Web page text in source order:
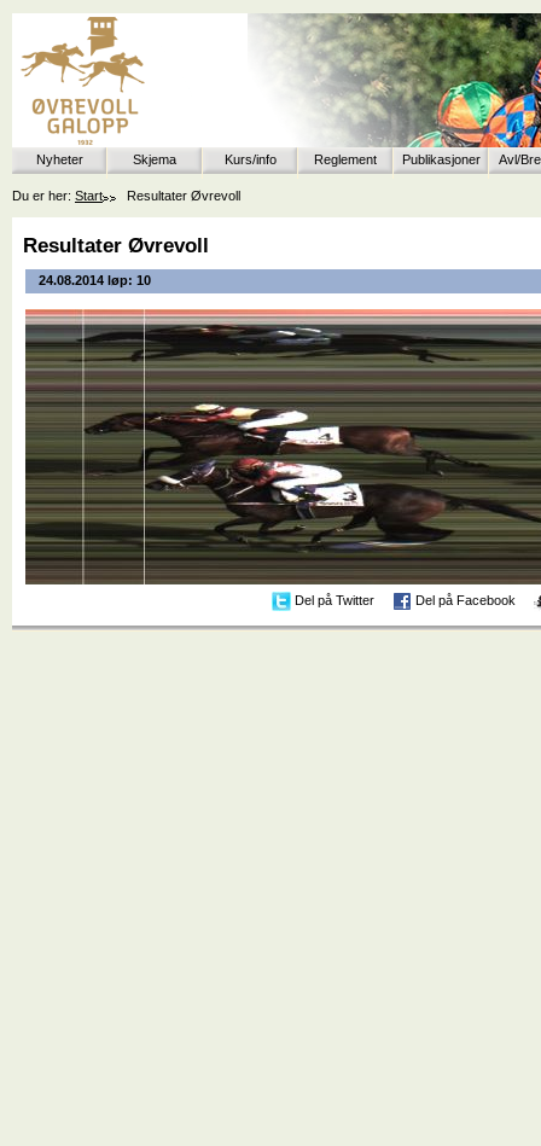
Nyheter Skjema Kurs/info Reglement Publikasjoner Avl/
Du er her: Start Resultater Øvrevoll
Resultater Øvrevoll
24.08.2014 løp: 10
Del på Twitter Del på Facebook